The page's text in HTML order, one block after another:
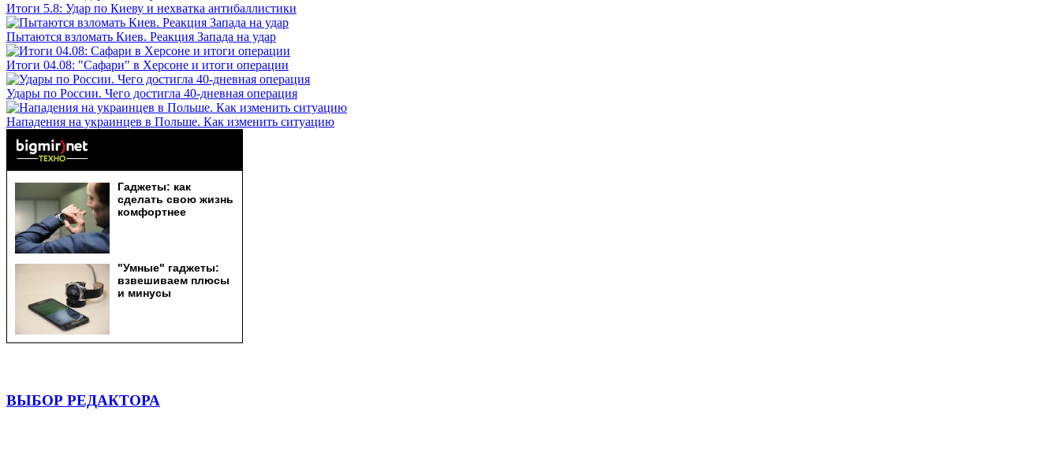
Итоги 5.8: Удар по Киеву и нехватка антибаллистики
Пытаются взломать Киев. Реакция Запада на удар
Итоги 04.08: "Сафари" в Херсоне и итоги операции
Удары по России. Чего достигла 40-дневная операция
Нападения на украинцев в Польше. Как изменить ситуацию
ВЫБОР РЕДАКТОРА